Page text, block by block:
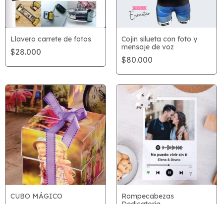
Llavero carrete de fotos
$28.000
Cojin silueta con foto y
mensaje de voz
$80.000
CUBO MÁGICO
Rompecabezas